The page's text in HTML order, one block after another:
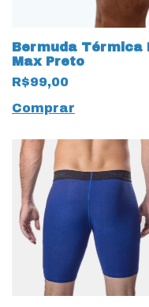
Bermuda Térmica
Max Preto
R$99,00
Comprar